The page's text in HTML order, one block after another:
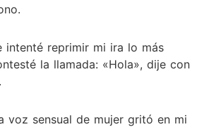
intenté reprimir mi ira lo más
la llamada: «Hola», dije con
voz sensual de mujer gritó en mi